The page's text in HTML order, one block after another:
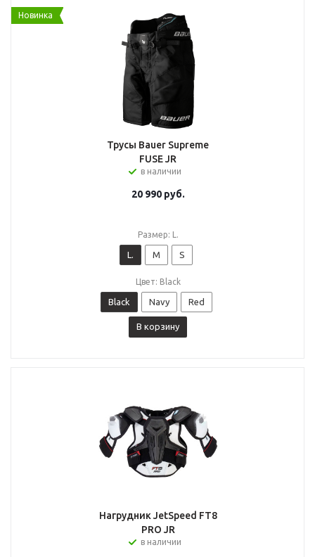
Новинка
Трусы Bauer Supreme
FUSE JR
в наличии
20 990руб.
Размер: L.
L. M S
Цвет: Black
Black Navy Red
В корзину
Нагрудник JetSpeed FT8
PRO JR
в наличии